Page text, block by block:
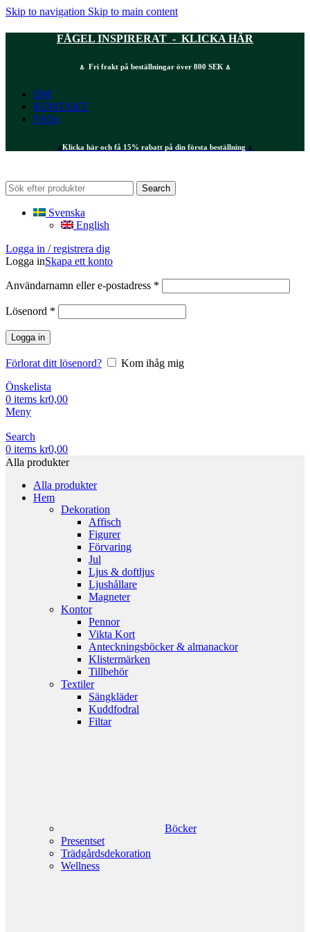
Skip to navigation Skip to main content
FÅGEL INSPIRERAT - KLICKA HÄR
⍋ Fri frakt på beställningar över 800 SEK ⍋
OM
KONTAKT
FAQs
⍋Klicka här och få 15% rabatt på din första beställning ⍋
Search
Svenska
English
Logga in / registrera dig
Logga inSkapa ett konto
Användarnamn eller e-postadress *
Lösenord *
Logga in
Förlorat ditt lösenord?
Kom ihåg mig
Önskelista
0 items kr0,00
Meny
Search
0 items kr0,00
Alla produkter
Alla produkter
Hem
Dekoration
Affisch
Figurer
Förvaring
Jul
Ljus & doftljus
Ljushållare
Magneter
Kontor
Pennor
Vikta Kort
Anteckningsböcker & almanackor
Klistermärken
Tillbehör
Textiler
Sängkläder
Kuddfodral
Filtar
Böcker
Presentset
Trädgårdsdekoration
Wellness